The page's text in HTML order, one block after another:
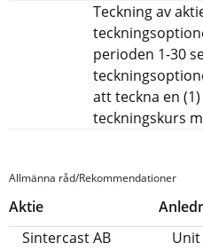
Teckning av
perioden 1-30
att teckna en
teckningskurs
Allmänna råd/Rekommendationer
Aktie
Sintercast AB
Unit